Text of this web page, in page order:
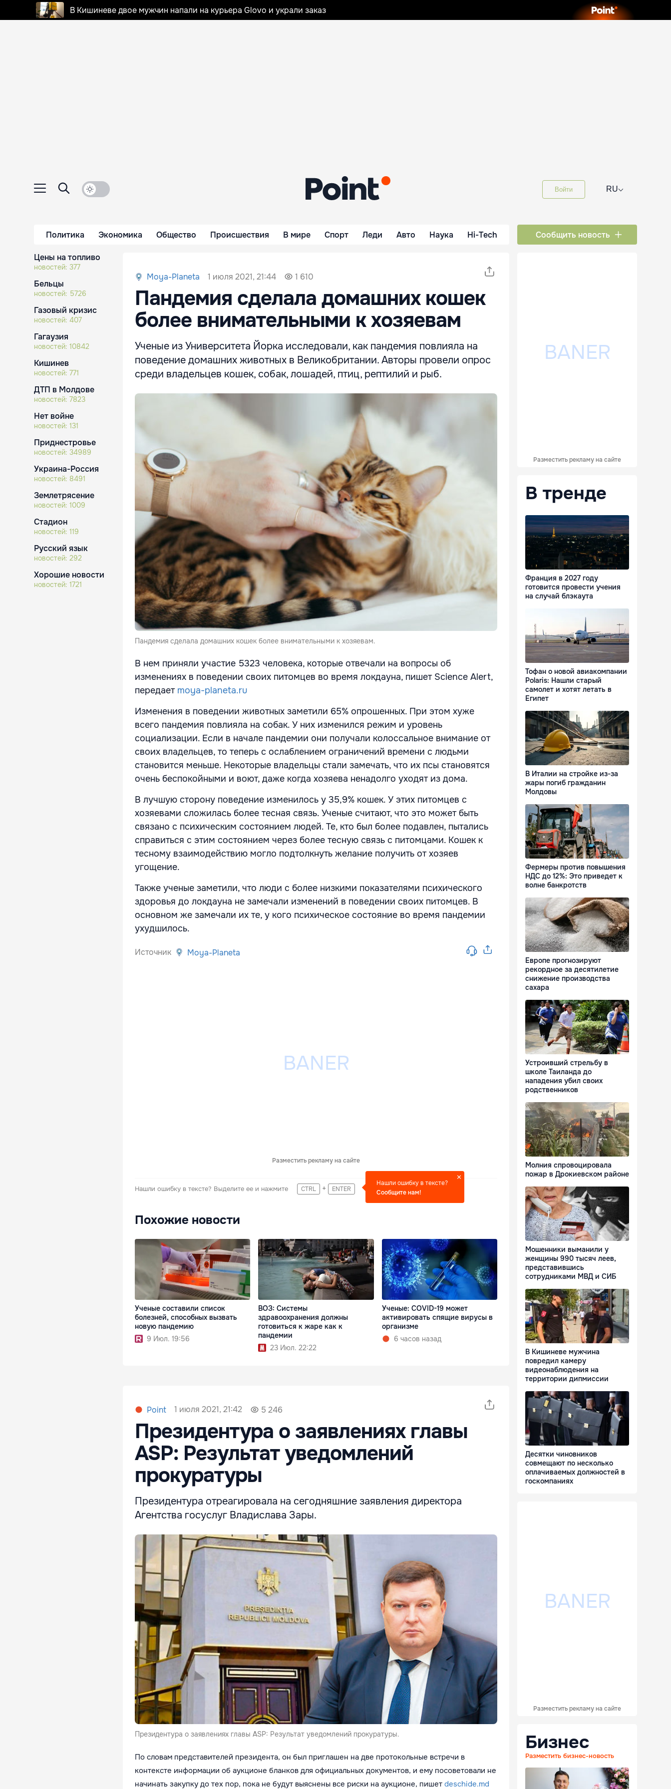
В Кишиневе двое мужчин напали на курьера Glovo и украли заказ
Войти RU⌵
Политика Экономика Общество Происшествия В мире Спорт Леди Авто Наука Hi-Tech Сообщить новость
Цены на топливо
новостей: 377
Бельцы
новостей: 5726
Газовый кризис
новостей: 407
Гагаузия
новостей: 10842
Кишинев
новостей: 771
ДТП в Молдове
новостей: 7823
Нет войне
новостей: 131
Приднестровье
новостей: 34989
Украина-Россия
новостей: 8491
Землетрясение
новостей: 1009
Стадион
новостей: 119
Русский язык
новостей: 292
Хорошие новости
новостей: 1721
Moya-Planeta 1 июля 2021, 21:44 1 610
Пандемия сделала домашних кошек
более внимательными к хозяевам
Ученые из Университета Йорка исследовали, как пандемия повлияла на
поведение домашних животных в Великобритании. Авторы провели опрос
среди владельцев кошек, собак, лошадей, птиц, рептилий и рыб.
Пандемия сделала домашних кошек более внимательными к хозяевам.
В нем приняли участие 5323 человека, которые отвечали на вопросы об
изменениях в поведении своих питомцев во время локдауна, пишет Science Alert,
передает moya-planeta.ru
Изменения в поведении животных заметили 65% опрошенных. При этом хуже
всего пандемия повлияла на собак. У них изменился режим и уровень
социализации. Если в начале пандемии они получали колоссальное внимание от
своих владельцев, то теперь с ослаблением ограничений времени с людьми
становится меньше. Некоторые владельцы стали замечать, что их псы становятся
очень беспокойными и воют, даже когда хозяева ненадолго уходят из дома.
В лучшую сторону поведение изменилось у 35,9% кошек. У этих питомцев с
хозяевами сложилась более тесная связь. Ученые считают, что это может быть
связано с психическим состоянием людей. Те, кто был более подавлен, пытались
справиться с этим состоянием через более тесную связь с питомцами. Кошек к
тесному взаимодействию могло подтолкнуть желание получить от хозяев
угощение.
Также ученые заметили, что люди с более низкими показателями психического
здоровья до локдауна не замечали изменений в поведении своих питомцев. В
основном же замечали их те, у кого психическое состояние во время пандемии
ухудшилось.
Источник Moya-Planeta
Разместить рекламу на сайте
Нашли ошибку в тексте? Выделите ее и нажмите CTRL + ENTER
Нашли ошибку в тексте?
Сообщите нам!
Похожие новости
Ученые составили список
болезней, способных вызвать
новую пандемию
9 Июл. 19:56
ВОЗ: Системы
здравоохранения должны
готовиться к жаре как к
пандемии
23 Июл. 22:22
Ученые: COVID-19 может
активировать спящие вирусы в
организме
6 часов назад
Point 1 июля 2021, 21:42 5 246
Президентура о заявлениях главы
ASP: Результат уведомлений
прокуратуры
Президентура отреагировала на сегодняшние заявления директора
Агентства госуслуг Владислава Зары.
Президентура о заявлениях главы ASP: Результат уведомлений прокуратуры.
По словам представителей президента, он был приглашен на две протокольные встречи в
контексте информации об аукционе бланков для официальных документов, и ему посоветовали не
начинать закупку до тех пор, пока не будут выяснены все риски на аукционе, пишет deschide.md
Разместить рекламу на сайте
В тренде
Франция в 2027 году
готовится провести учения
на случай блэкаута
Тофан о новой авиакомпании
Polaris: Нашли старый
самолет и хотят летать в
Египет
В Италии на стройке из-за
жары погиб гражданин
Молдовы
Фермеры против повышения
НДС до 12%: Это приведет к
волне банкротств
Европе прогнозируют
рекордное за десятилетие
снижение производства
сахара
Устроивший стрельбу в
школе Таиланда до
нападения убил своих
родственников
Молния спровоцировала
пожар в Дрокиевском районе
Мошенники выманили у
женщины 990 тысяч леев,
представившись
сотрудниками МВД и СИБ
В Кишиневе мужчина
повредил камеру
видеонаблюдения на
территории дипмиссии
Десятки чиновников
совмещают по несколько
оплачиваемых должностей в
госкомпаниях
Разместить рекламу на сайте
Бизнес
Разместить бизнес-новость